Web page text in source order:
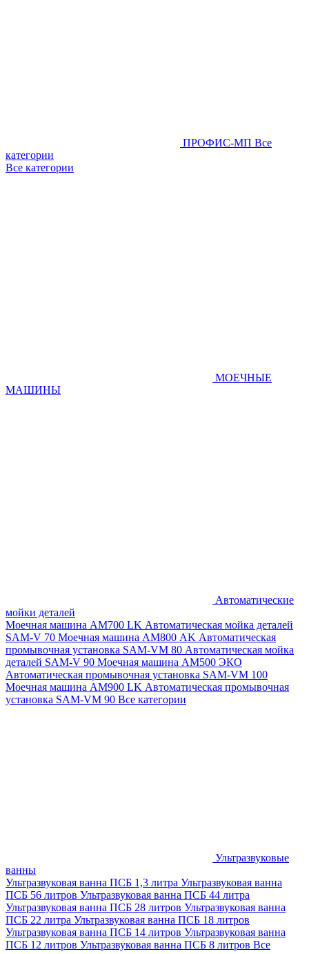
ПРОФИС-МП Все
категории
Все категории
МОЕЧНЫЕ
МАШИНЫ
Автоматические
мойки деталей
Моечная машина AM700 LK Автоматическая мойка деталей
SAM-V 70 Моечная машина АМ800 AK Автоматическая
промывочная установка SAM-VM 80 Автоматическая мойка
деталей SAM-V 90 Моечная машина АМ500 ЭКО
Автоматическая промывочная установка SAM-VM 100
Моечная машина AM900 LK Автоматическая промывочная
установка SAM-VM 90 Все категории
Ультразвуковые
ванны
Ультразвуковая ванна ПСБ 1,3 литра Ультразвуковая ванна
ПСБ 56 литров Ультразвуковая ванна ПСБ 44 литра
Ультразвуковая ванна ПСБ 28 литров Ультразвуковая ванна
ПСБ 22 литра Ультразвуковая ванна ПСБ 18 литров
Ультразвуковая ванна ПСБ 14 литров Ультразвуковая ванна
ПСБ 12 литров Ультразвуковая ванна ПСБ 8 литров Все